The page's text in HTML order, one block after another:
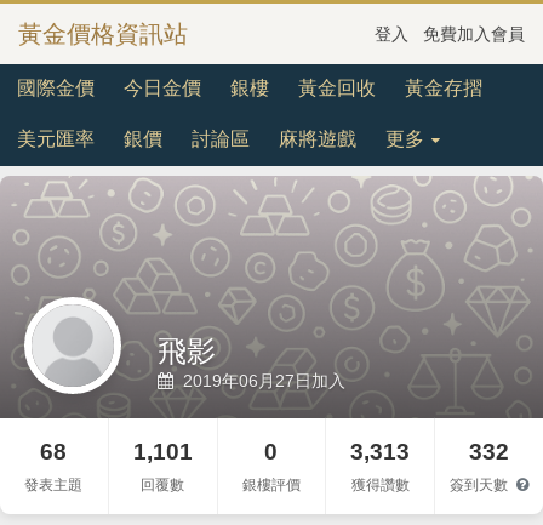
黃金價格資訊站 登入 免費加入會員
國際金價 今日金價 銀樓 黃金回收 黃金存摺
美元匯率 銀價 討論區 麻將遊戲 更多
飛影
2019年06月27日加入
68
發表主題
1,101
回覆數
0
銀樓評價
3,313
獲得讚數
332
簽到天數